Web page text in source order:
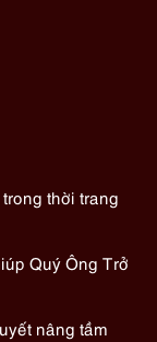
thời trang
Quý Ông Trở
nâng tầm